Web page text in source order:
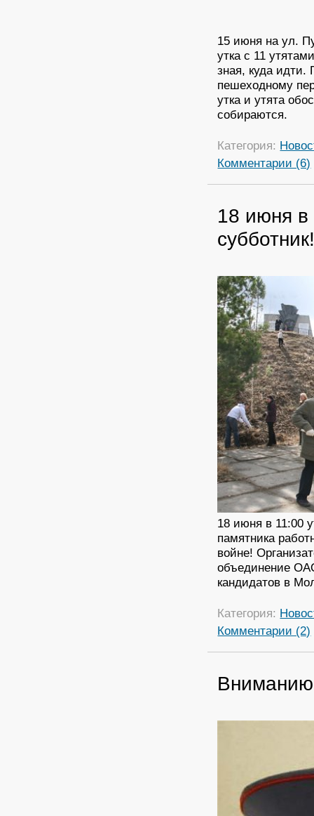
15 июня на ул.
утка с 11
зная, куда идти.
пешеходному
утка и утята
собираются.
Категория:
Комментарии (6)
18 июня в
18 июня в 11:00
памятника
войне!
объединение
кандидатов в
Категория:
Комментарии (2)